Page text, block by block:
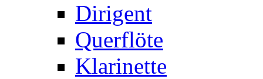
Dirigent
Querflöte
Klarinette